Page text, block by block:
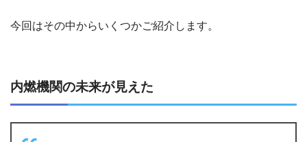
今回はその中からいくつかご紹介します。
内燃機関の未来が見えた